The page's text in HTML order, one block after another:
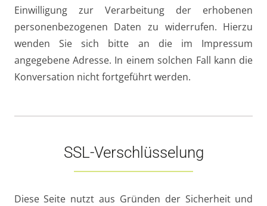
Einwilligung zur Verarbeitung der erhobenen
personenbezogenen Daten zu widerrufen. Hierzu
wenden Sie sich bitte an die im Impressum
angegebene Adresse. In einem solchen Fall kann die
Konversation nicht fortgeführt werden.
SSL-Verschlüsselung
Diese Seite nutzt aus Gründen der Sicherheit und